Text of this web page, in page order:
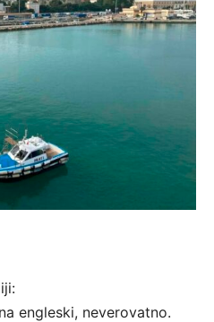
engleski, neverovatno.